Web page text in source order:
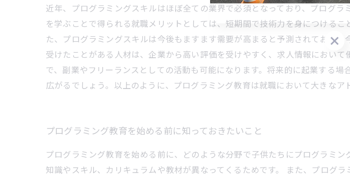
近年、プログラミングスキルはほぼ全ての業界で必須となっており、プログ
を学ぶことで得られる就職メリットとしては、短期間で技術力を身につける
た、プログラミングスキルは今後もますます需要が高まると予測されており
受けたことがある人材は、企業から高い評価を受けやすく、求人情報におい
で、副業やフリーランスとしての活動も可能になります。将来的に起業する
広がるでしょう。以上のように、プログラミング教育は就職において大きなア
プログラミング教育を始める前に知っておきたいこと
プログラミング教育を始める前に、どのような分野で子供たちにプログラミ
知識やスキル、カリキュラムや教材が異なってくるためです。 また、プログ
無料体験のご予
無料体験のご予